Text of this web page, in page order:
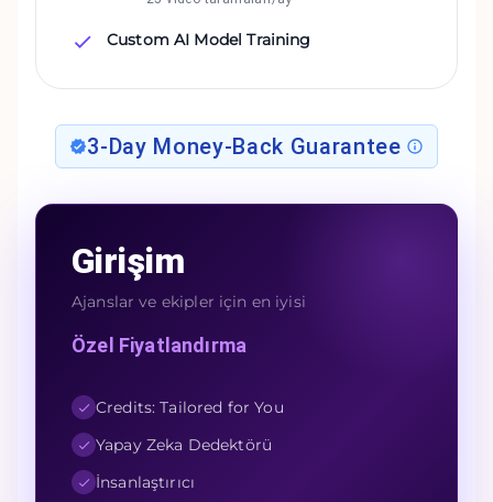
Custom AI Model Training
3-Day Money-Back Guarantee
Girişim
Ajanslar ve ekipler için en iyisi
Özel Fiyatlandırma
Credits: Tailored for You
Yapay Zeka Dedektörü
İnsanlaştırıcı